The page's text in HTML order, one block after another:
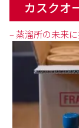
カスクオ
– 蒸溜所の未来